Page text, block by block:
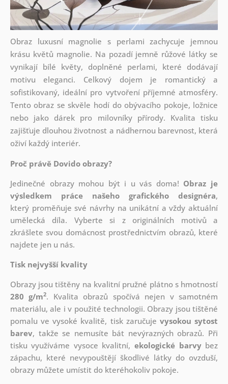
Obraz luxusní magnolie s perlami zachycuje jemnou
krásu květů magnolie. Na pozadí jemně růžové látky se
vynikají bílé květy, doplněné perlami, které dodávají
motivu eleganci. Celkový dojem je romantický a
sofistikovaný, ideální pro vytvoření příjemné atmosféry.
Tento obraz se skvěle hodí do obývacího pokoje, ložnice
nebo jako dárek pro milovníky přírody. Kvalita tisku
zajišťuje dlouhou životnost a nádhernou barevnost, která
oživí každý interiér.
Proč právě Dovido obrazy?
Jedinečné obrazy mohou být i u vás doma! Obraz je
výsledkem práce našeho grafického designéra,
který proměňuje své návrhy na unikátní a vždy aktuální
umělecká díla. Vyberte si z originálních motivů a
zkrášlete svou domácnost prostřednictvím obrazů, které
najdete jen u nás.
Tisk nejvyšší kvality
Obrazy jsou tištěny na kvalitní pružné plátno s hmotností
280 g/m2. Kvalita obrazů spočívá nejen v samotném
materiálu, ale i v použité technologii. Obrazy jsou tištěné
pomalu ve vysoké kvalitě, tisk zaručuje vysokou sytost
barev, takže se nemusíte bát nevýrazných obrazů. Při
tisku využíváme vysoce kvalitní,ekologické barvybez
zápachu, které nevypouštějí škodlivé látky do ovzduší,
obrazy můžete umístit do kteréhokoliv pokoje.